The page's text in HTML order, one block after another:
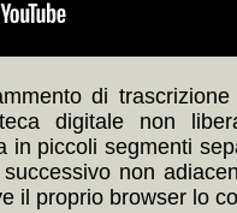
di
digitale non
in piccoli segmenti
non
il proprio browser lo